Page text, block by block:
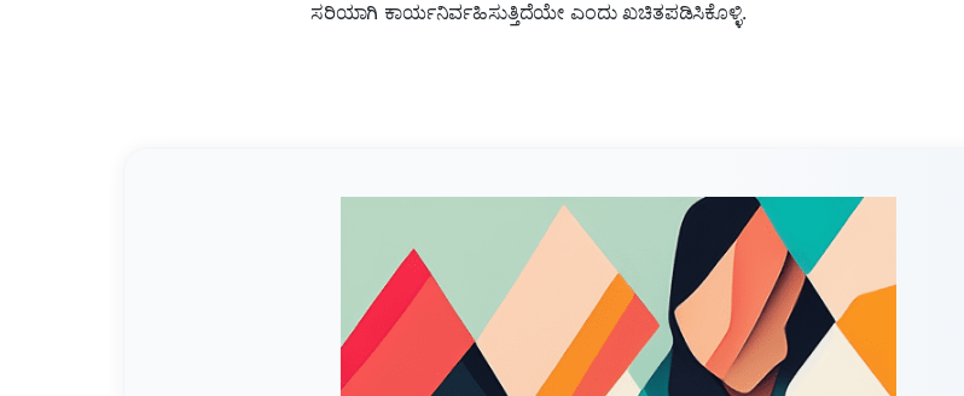
ಸರಿಯಾಗಿ ಕಾರ್ಯನಿರ್ವಹಿಸುತ್ತಿದೆಯೇ ಎಂದು ಖಚಿತಪಡಿಸಿಕೊಳ್ಳಿ.